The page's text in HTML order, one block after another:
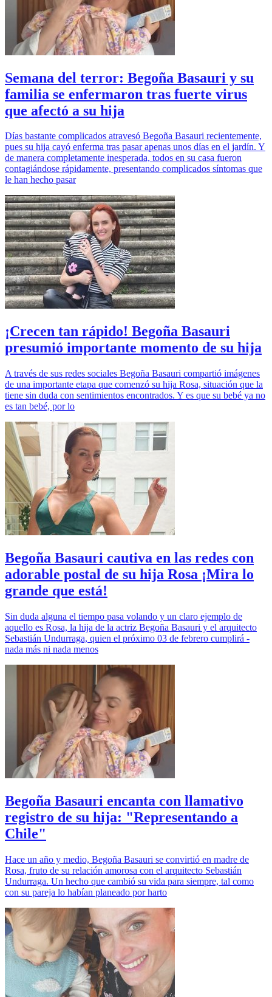
Semana del terror: Begoña Basauri y su
familia se enfermaron tras fuerte virus
que afectó a su hija
Días bastante complicados atravesó Begoña Basauri recientemente,
pues su hija cayó enferma tras pasar apenas unos días en el jardín. Y
de manera completamente inesperada, todos en su casa fueron
contagiándose rápidamente, presentando complicados síntomas que
le han hecho pasar
¡Crecen tan rápido! Begoña Basauri
presumió importante momento de su hija
A través de sus redes sociales Begoña Basauri compartió imágenes
de una importante etapa que comenzó su hija Rosa, situación que la
tiene sin duda con sentimientos encontrados. Y es que su bebé ya no
es tan bebé, por lo
Begoña Basauri cautiva en las redes con
adorable postal de su hija Rosa ¡Mira lo
grande que está!
Sin duda alguna el tiempo pasa volando y un claro ejemplo de
aquello es Rosa, la hija de la actriz Begoña Basauri y el arquitecto
Sebastián Undurraga, quien el próximo 03 de febrero cumplirá -
nada más ni nada menos
Begoña Basauri encanta con llamativo
registro de su hija: "Representando a
Chile"
Hace un año y medio, Begoña Basauri se convirtió en madre de
Rosa, fruto de su relación amorosa con el arquitecto Sebastián
Undurraga. Un hecho que cambió su vida para siempre, tal como
con su pareja lo habían planeado por harto